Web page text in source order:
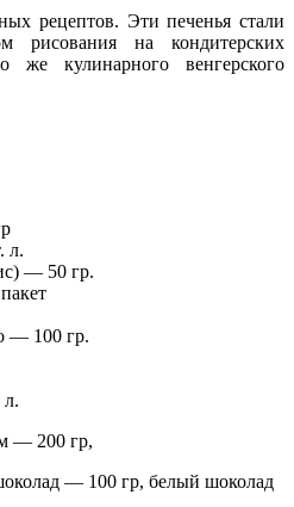
рецептов. Эти печенья стали
рисования на кондитерских
же кулинарного венгерского
л.
— 50 гр.
— 100 гр.
— 200 гр,
— 100 гр, белый шоколад